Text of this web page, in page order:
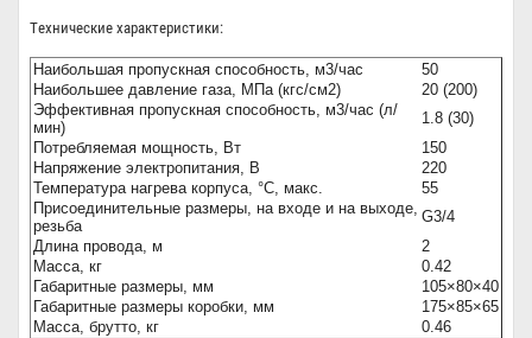
Технические характеристики:
Наибольшая пропускная способность, м3/час
50
Наибольшее давление газа, МПа (кгс/см2)
20 (200)
Эффективная пропускная способность, м3/час (л/
мин)
1.8 (30)
Потребляемая мощность, Вт
150
Напряжение электропитания, В
220
Температура нагрева корпуса, °С, макс.
55
Присоединительные размеры, на входе и на выходе,
резьба
G3/4
Длина провода, м
2
Масса, кг
0.42
Габаритные размеры, мм
105×80×40
Габаритные размеры коробки, мм
175×85×65
Масса, брутто, кг
0.46